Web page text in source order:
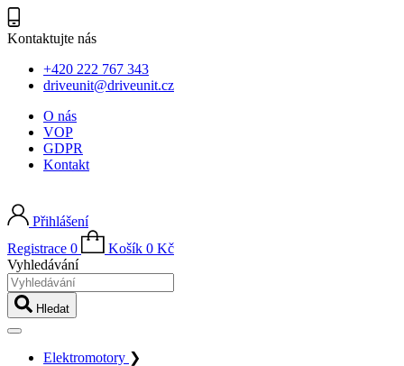
Kontaktujte nás
+420 222 767 343
driveunit@driveunit.cz
O nás
VOP
GDPR
Kontakt
Přihlášení
Registrace 0 Košík 0 Kč
Vyhledávání
Hledat
Elektromotory ❯